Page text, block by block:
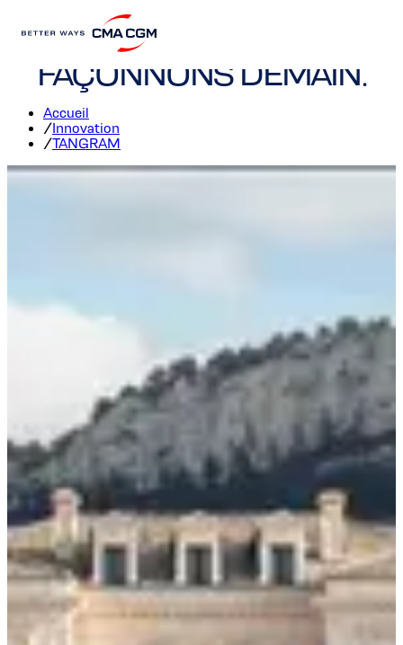
TANGRAM: ENSEMBLE,
FAÇONNONS DEMAIN.
Accueil
/ Innovation
/TANGRAM